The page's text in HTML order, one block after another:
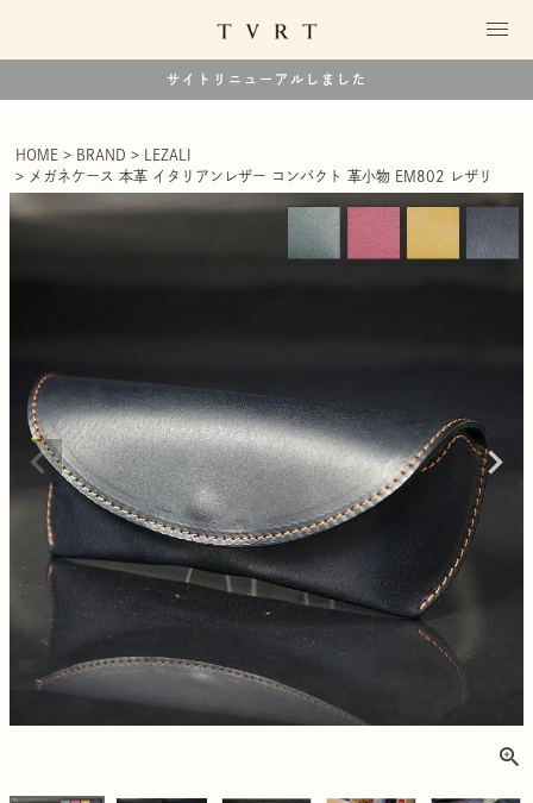
サイトリニューアルしました
HOME BRAND
LEZALI
メガネケース 本革 イタリアンレザー コンパクト 革小物 EM802 レザリ